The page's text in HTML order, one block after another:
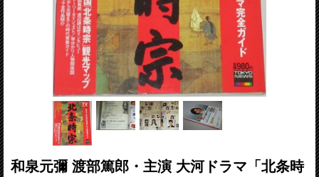
和泉元彌 渡部篤郎・主演 大河ドラマ「北条時